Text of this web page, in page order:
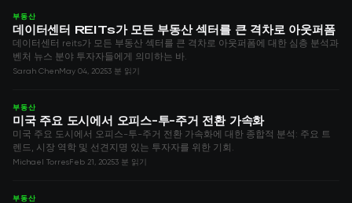
부동산
데이터센터 REITs가 모든 부동산 섹터를 큰 격차로 아웃퍼폼
데이터센터 reits가 모든 부동산 섹터를 큰 격차로 아웃퍼폼에 대한 심층 분석과
벤처 뉴스 분야 투자자들에게 의미하는 바.
Sarah ChenMay 04, 20253 분 읽기
부동산
미국 주요 도시에서 오피스-투-주거 전환 가속화
미국 주요 도시에서 오피스-투-주거 전환 가속화에 대한 종합적 분석: 주요 트
렌드, 시장 역학 및 선견지명 있는 투자자를 위한 기회.
Michael TorresFeb 21, 20253 분 읽기
부동산